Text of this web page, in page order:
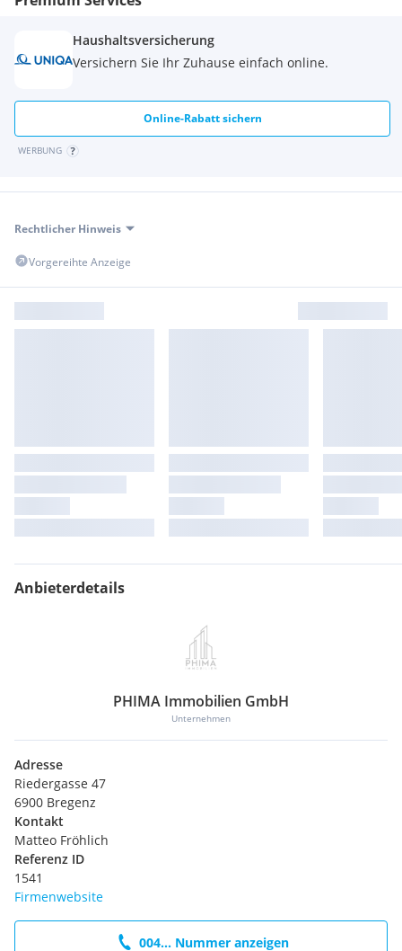
Haushaltsversicherung
Versichern Sie Ihr Zuhause einfach online.
Online-Rabatt sichern
WERBUNG
Rechtlicher Hinweis
Vorgereihte Anzeige
Anbieterdetails
PHIMA Immobilien GmbH
Unternehmen
Adresse
Riedergasse 47
6900 Bregenz
Kontakt
Matteo Fröhlich
Referenz ID
1541
Firmenwebsite
004... Nummer anzeigen